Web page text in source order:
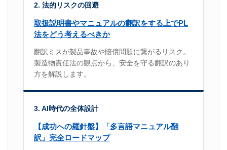
2. 法的リスクの回避
取扱説明書やマニュアルの翻訳をする上でPL
法をどう考えるべきか
翻訳ミスが製品事故や賠償問題に繋がるリスク。
製造物責任法の観点から、安全を守る翻訳のあり
方を解説します。
3. AI時代の全体設計
【成功への羅針盤】「多言語マニュアル翻
訳」完全ロードマップ